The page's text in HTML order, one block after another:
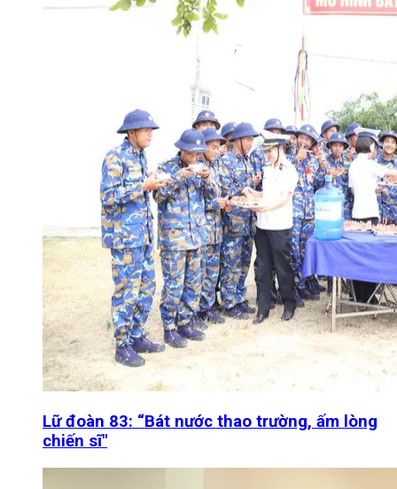
Lữ đoàn 83: “Bát nước thao trường, ấm lòng
chiến sĩ"